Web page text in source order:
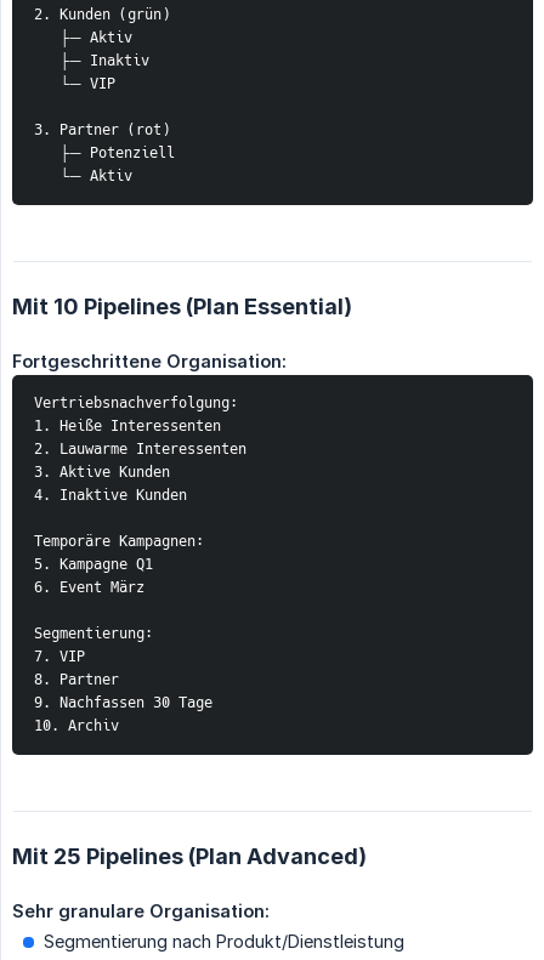
2. Kunden (grün)
   ├─ Aktiv
   ├─ Inaktiv
   └─ VIP
3. Partner (rot)
   ├─ Potenziell
   └─ Aktiv
Mit 10 Pipelines (Plan Essential)
Fortgeschrittene Organisation:
Vertriebsnachverfolgung:
1. Heiße Interessenten
2. Lauwarme Interessenten
3. Aktive Kunden
4. Inaktive Kunden
Temporäre Kampagnen:
5. Kampagne Q1
6. Event März
Segmentierung:
7. VIP
8. Partner
9. Nachfassen 30 Tage
10. Archiv
Mit 25 Pipelines (Plan Advanced)
Sehr granulare Organisation:
Segmentierung nach Produkt/Dienstleistung